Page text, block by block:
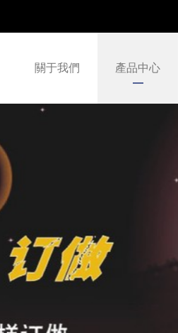
關于我們 產品中心